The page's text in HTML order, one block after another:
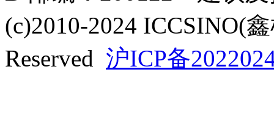
(c)2010-2024 ICCSINO(
Reserved 沪ICP备